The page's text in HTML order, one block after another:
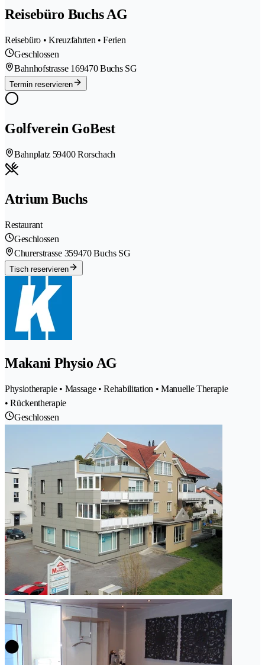
Reisebüro Buchs AG
Reisebüro • Kreuzfahrten • Ferien
Geschlossen
Bahnhofstrasse 169470 Buchs SG
Termin reservieren
Golfverein GoBest
Bahnplatz 59400 Rorschach
Atrium Buchs
Restaurant
Geschlossen
Churerstrasse 359470 Buchs SG
Tisch reservieren
Makani Physio AG
Physiotherapie • Massage • Rehabilitation • Manuelle Therapie
• Rückentherapie
Geschlossen